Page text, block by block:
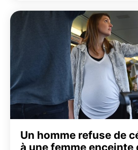
Un homme refuse de
à une femme enceinte